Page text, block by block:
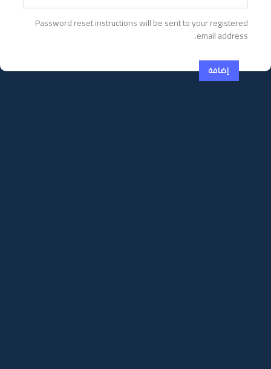
Password reset instructions will be sent to your registered
email address.